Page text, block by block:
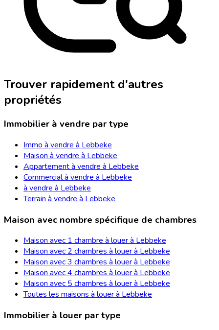
Trouver rapidement d'autres
propriétés
Immobilier à vendre par type
Immo à vendre à Lebbeke
Maison à vendre à Lebbeke
Appartement à vendre à Lebbeke
Commercial à vendre à Lebbeke
à vendre à Lebbeke
Terrain à vendre à Lebbeke
Maison avec nombre spécifique de chambres
Maison avec 1 chambre à louer à Lebbeke
Maison avec 2 chambres à louer à Lebbeke
Maison avec 3 chambres à louer à Lebbeke
Maison avec 4 chambres à louer à Lebbeke
Maison avec 5 chambres à louer à Lebbeke
Toutes les maisons à louer à Lebbeke
Immobilier à louer par type